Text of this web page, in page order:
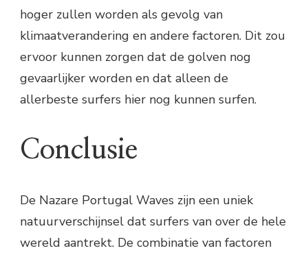
hoger zullen worden als gevolg van
klimaatverandering en andere factoren. Dit zou
ervoor kunnen zorgen dat de golven nog
gevaarlijker worden en dat alleen de
allerbeste surfers hier nog kunnen surfen.
Conclusie
De Nazare Portugal Waves zijn een uniek
natuurverschijnsel dat surfers van over de hele
wereld aantrekt. De combinatie van factoren